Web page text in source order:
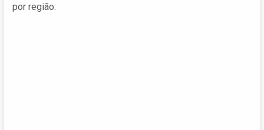
por região: